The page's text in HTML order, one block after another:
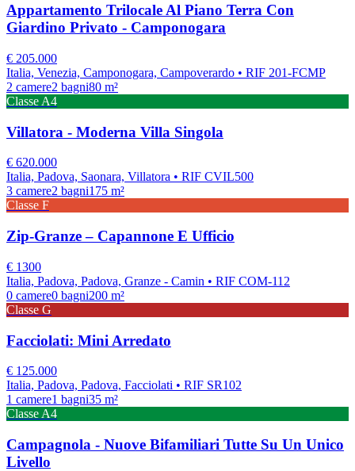
Appartamento Trilocale Al Piano Terra Con
Giardino Privato - Camponogara
€ 205.000
Italia, Venezia, Camponogara, Campoverardo • RIF 201-FCMP
2 camere2 bagni80 m²
Classe A4
Villatora - Moderna Villa Singola
€ 620.000
Italia, Padova, Saonara, Villatora • RIF CVIL500
3 camere2 bagni175 m²
Classe F
Zip-Granze – Capannone E Ufficio
€ 1300
Italia, Padova, Padova, Granze - Camin • RIF COM-112
0 camere0 bagni200 m²
Classe G
Facciolati: Mini Arredato
€ 125.000
Italia, Padova, Padova, Facciolati • RIF SR102
1 camere1 bagni35 m²
Classe A4
Campagnola - Nuove Bifamiliari Tutte Su Un Unico
Livello